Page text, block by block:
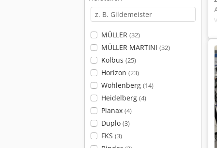
MÜLLER (32)
MÜLLER MARTINI (32)
Kolbus (25)
Horizon (23)
Wohlenberg (14)
Heidelberg (4)
Planax (4)
Duplo (3)
FKS (3)